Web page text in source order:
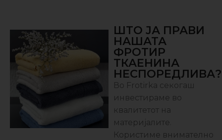
ШТО ЈА ПРАВИ
НАШАТА
ФРОТИР
ТКАЕНИНА
НЕСПОРЕДЛИВА?
Во Frotirka секогаш
инвестираме во
квалитетот на
материјалите.
Користиме внимателно